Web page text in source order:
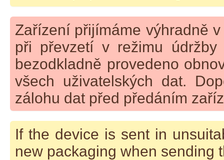
Zařízení přijímáme výhradně
při převzetí v režimu
bezodkladně provedeno
všech uživatelských dat.
zálohu dat před předáním
If the device is sent in
new packaging when sending